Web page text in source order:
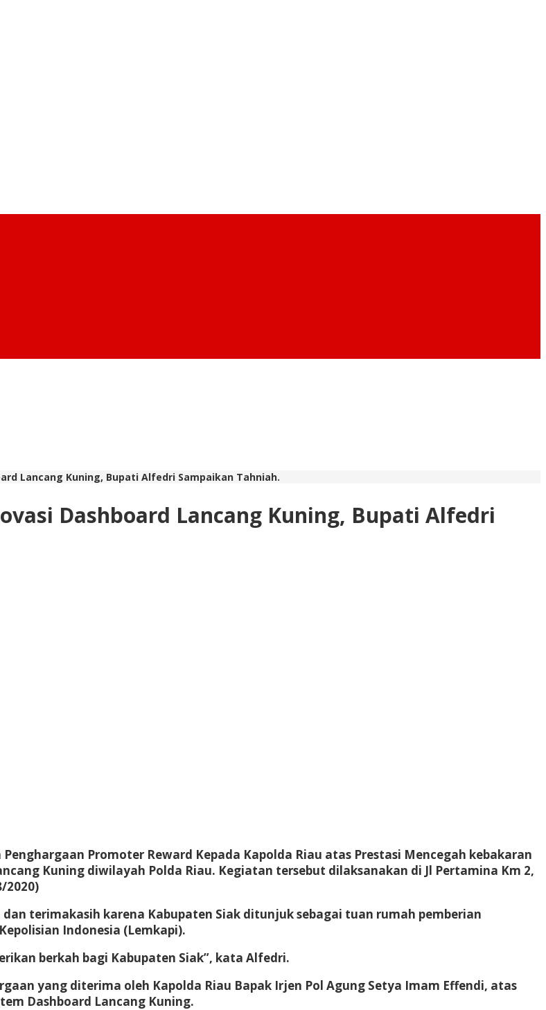
Lancang Kuning, Bupati Alfedri Sampaikan Tahniah.
Dashboard Lancang Kuning, Bupati Alfedri
Promoter Reward Kepada Kapolda Riau atas Prestasi Mencegah kebakaran
Kuning diwilayah Polda Riau. Kegiatan tersebut dilaksanakan di Jl Pertamina Km 2,
2020)
terimakasih karena Kabupaten Siak ditunjuk sebagai tuan rumah pemberian
Indonesia (Lemkapi).
berkah bagi Kabupaten Siak”, kata Alfedri.
yang diterima oleh Kapolda Riau Bapak Irjen Pol Agung Setya Imam Effendi, atas
Dashboard Lancang Kuning.